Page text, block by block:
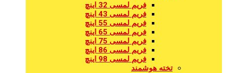
فریم لمسی 32 اینچ
فریم لمسی 43 اینچ
فریم لمسی 55 اینچ
فریم لمسی 65 اینچ
فریم لمسی 75 اینچ
فریم لمسی 86 اینچ
فریم لمسی 98 اینچ
تخته هوشمند